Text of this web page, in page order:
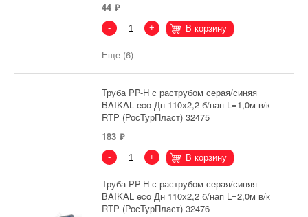
44
- + В корзину
Еще (6)
Труба PP-H с раструбом серая/синяя
BAIKAL eco Дн 110х2,2 б/нап L=1,0м в/к
RTP (РосТурПласт) 32475
183
- + В корзину
Труба PP-H с раструбом серая/синяя
BAIKAL eco Дн 110х2,2 б/нап L=2,0м в/к
RTP (РосТурПласт) 32476